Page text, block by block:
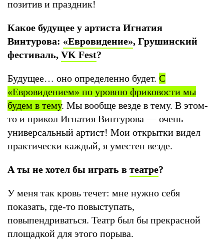
позитив и праздник!
Какое будущее у артиста Игнатия
Винтурова: «Евровидение», Грушинский
фестиваль, VK Fest?
Будущее… оно определенно будет. С
«Евровидением» по уровню фриковости мы
будем в тему. Мы вообще везде в тему. В этом-
то и прикол Игнатия Винтурова — очень
универсальный артист! Мои открытки видел
практически каждый, я уместен везде.
А ты не хотел бы играть в театре?
У меня так кровь течет: мне нужно себя
показать, где-то повыступать,
повыпендриваться. Театр был бы прекрасной
площадкой для этого порыва.